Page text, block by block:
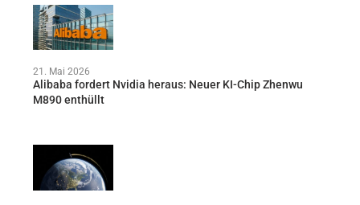
21. Mai 2026
Alibaba fordert Nvidia heraus: Neuer KI-Chip Zhenwu
M890 enthüllt